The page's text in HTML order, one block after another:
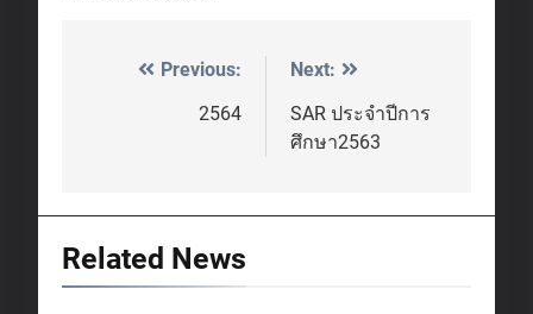
Post
navigation
Previous:
2564
Next:
SAR ประจำปีการ
ศึกษา2563
Related News